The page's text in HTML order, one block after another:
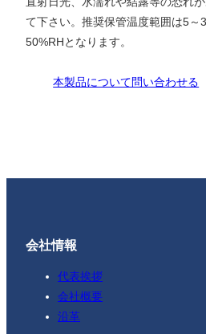
て下さい。推奨保管温度範囲は5
50%RHとなります。
本製品について問い合わせる
会社情報
代表挨拶
会社概要
沿革